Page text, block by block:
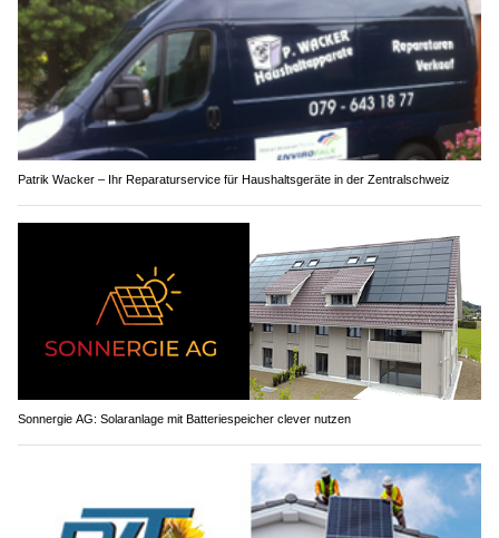
Patrik Wacker – Ihr Reparaturservice für Haushaltsgeräte in der Zentralschweiz
Sonnergie AG: Solaranlage mit Batteriespeicher clever nutzen